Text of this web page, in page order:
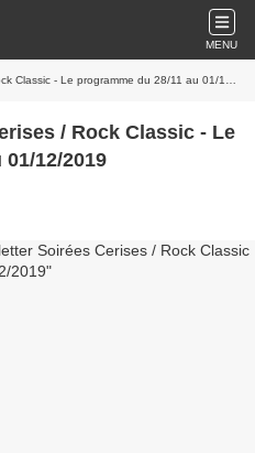
MENU
- Le programme du 28/11 au 01/12/2019
/ Rock Classic - Le
12/2019